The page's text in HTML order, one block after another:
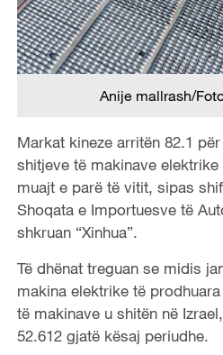
Anije mallrash/
Markat kineze arritën 82.1
shitjeve të makinave elektrike
muajt e parë të vitit, sipas
Shoqata e Importuesve të
shkruan “Xinhua”.
Të dhënat treguan se midis
makina elektrike të
të makinave u shitën në
52.612 gjatë kësaj periudhe.